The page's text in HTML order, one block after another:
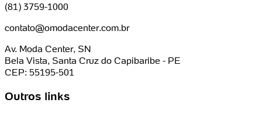
(81) 3759-1000
contato@omodacenter.com.br
Av. Moda Center, SN
Bela Vista, Santa Cruz do Capibaribe - PE
CEP: 55195-501
Outros links